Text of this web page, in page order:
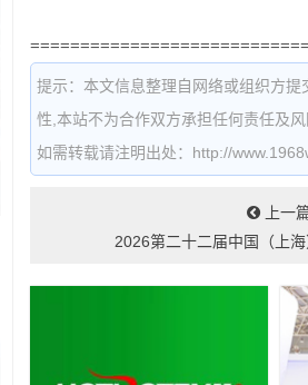
提示：本文信息整理自网络或组织方
性,本站不为合作双方承担任何责任及风
如需转载请注明出处：http://
上一
2026第二十二届中国（上海